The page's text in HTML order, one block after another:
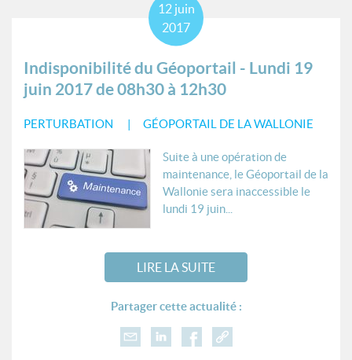
Indisponibilité du Géoportail - Lundi 19
juin 2017 de 08h30 à 12h30
PERTURBATION GÉOPORTAIL DE LA WALLONIE
12 juin
2017
Suite à une opération de
maintenance, le Géoportail de la
Wallonie sera inaccessible le
lundi 19 juin...
LIRE LA SUITE
Partager cette actualité :